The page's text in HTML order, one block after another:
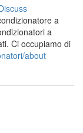
a
a
Ci occupiamo di
about